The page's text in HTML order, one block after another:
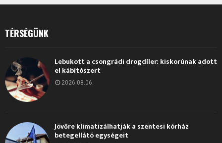
TÉRSÉGÜNK
Lebukott a csongrádi drogdíler: kiskorúnak adott
el kábítószert
2026.08.06.
Jövőre klimatizálhatják a szentesi kórház
betegellátó egységeit